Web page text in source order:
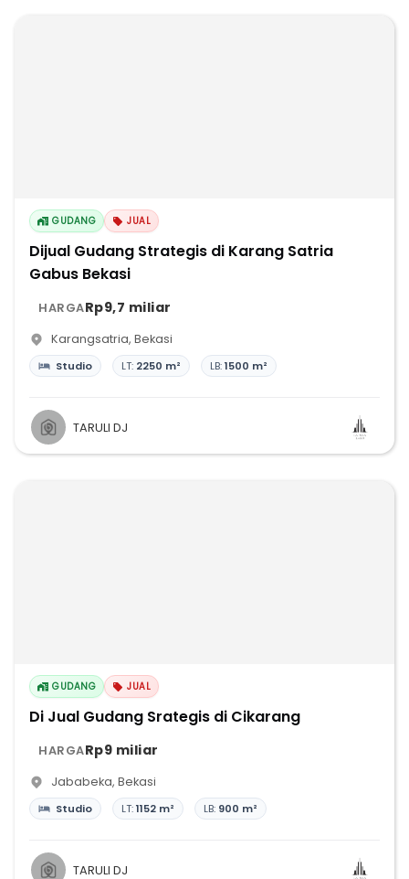
GUDANG JUAL
Dijual Gudang Strategis di Karang Satria
Gabus Bekasi
HARGARp9,7 miliar
Karangsatria, Bekasi
Studio LT: 2250 m² LB:1500 m²
TARULI DJ
GUDANG JUAL
Di Jual Gudang Srategis di Cikarang
HARGARp9 miliar
Jababeka, Bekasi
Studio LT:1152 m² LB: 900 m²
TARULI DJ